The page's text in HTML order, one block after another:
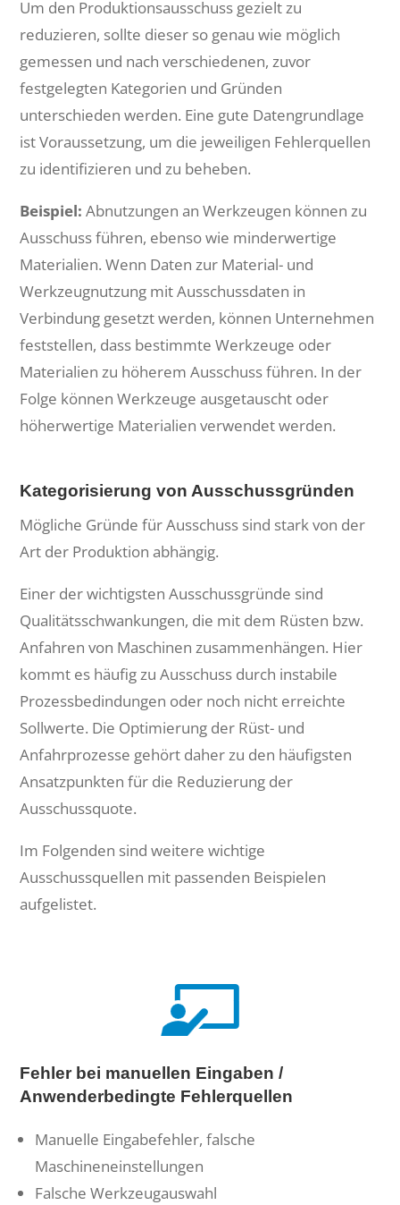
Um den Produktionsausschuss gezielt zu
reduzieren, sollte dieser so genau wie möglich
gemessen und nach verschiedenen, zuvor
festgelegten Kategorien und Gründen
unterschieden werden. Eine gute Datengrundlage
ist Voraussetzung, um die jeweiligen Fehlerquellen
zu identifizieren und zu beheben.
Beispiel: Abnutzungen an Werkzeugen können zu
Ausschuss führen, ebenso wie minderwertige
Materialien. Wenn Daten zur Material- und
Werkzeugnutzung mit Ausschussdaten in
Verbindung gesetzt werden, können Unternehmen
feststellen, dass bestimmte Werkzeuge oder
Materialien zu höherem Ausschuss führen. In der
Folge können Werkzeuge ausgetauscht oder
höherwertige Materialien verwendet werden.
Kategorisierung von Ausschussgründen
Mögliche Gründe für Ausschuss sind stark von der
Art der Produktion abhängig.
Einer der wichtigsten Ausschussgründe sind
Qualitätsschwankungen, die mit dem Rüsten bzw.
Anfahren von Maschinen zusammenhängen. Hier
kommt es häufig zu Ausschuss durch instabile
Prozessbedindungen oder noch nicht erreichte
Sollwerte. Die Optimierung der Rüst- und
Anfahrprozesse gehört daher zu den häufigsten
Ansatzpunkten für die Reduzierung der
Ausschussquote.
Im Folgenden sind weitere wichtige
Ausschussquellen mit passenden Beispielen
aufgelistet.
Fehler bei manuellen Eingaben /
Anwenderbedingte Fehlerquellen
Manuelle Eingabefehler, falsche
Maschineneinstellungen
Falsche Werkzeugauswahl